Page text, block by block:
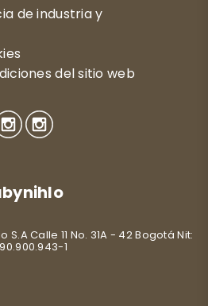
de industria y
del sitio web
Calle 11 No. 31A - 42 Bogotá Nit:
1